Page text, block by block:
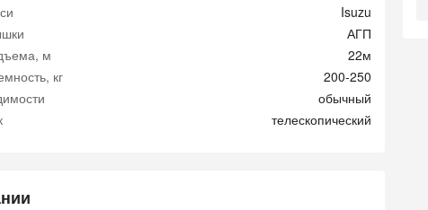
Isuzu
АГП
м
22м
кг
200-250
обычный
телескопический